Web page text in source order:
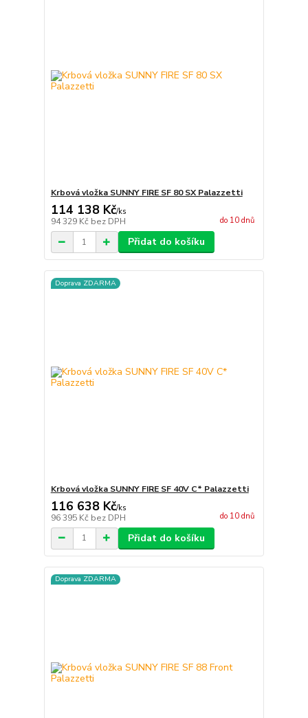
Krbová vložka SUNNY FIRE SF 80 SX Palazzetti
114 138 Kč/ks
94 329 Kč bez DPH do 10 dnů
Přidat do košíku
Doprava ZDARMA
Krbová vložka SUNNY FIRE SF 40V C* Palazzetti
116 638 Kč/ks
96 395 Kč bez DPH do 10 dnů
Přidat do košíku
Doprava ZDARMA